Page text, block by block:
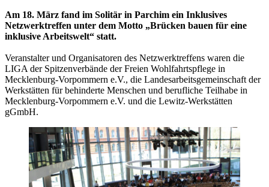
Am 18. März fand im Solitär in Parchim ein Inklusives
Netzwerktreffen unter dem Motto „Brücken bauen für eine
inklusive Arbeitswelt“ statt.
Veranstalter und Organisatoren des Netzwerktreffens waren die
LIGA der Spitzenverbände der Freien Wohlfahrtspflege in
Mecklenburg-Vorpommern e.V., die Landesarbeitsgemeinschaft der
Werkstätten für behinderte Menschen und berufliche Teilhabe in
Mecklenburg-Vorpommern e.V. und die Lewitz-Werkstätten
gGmbH.